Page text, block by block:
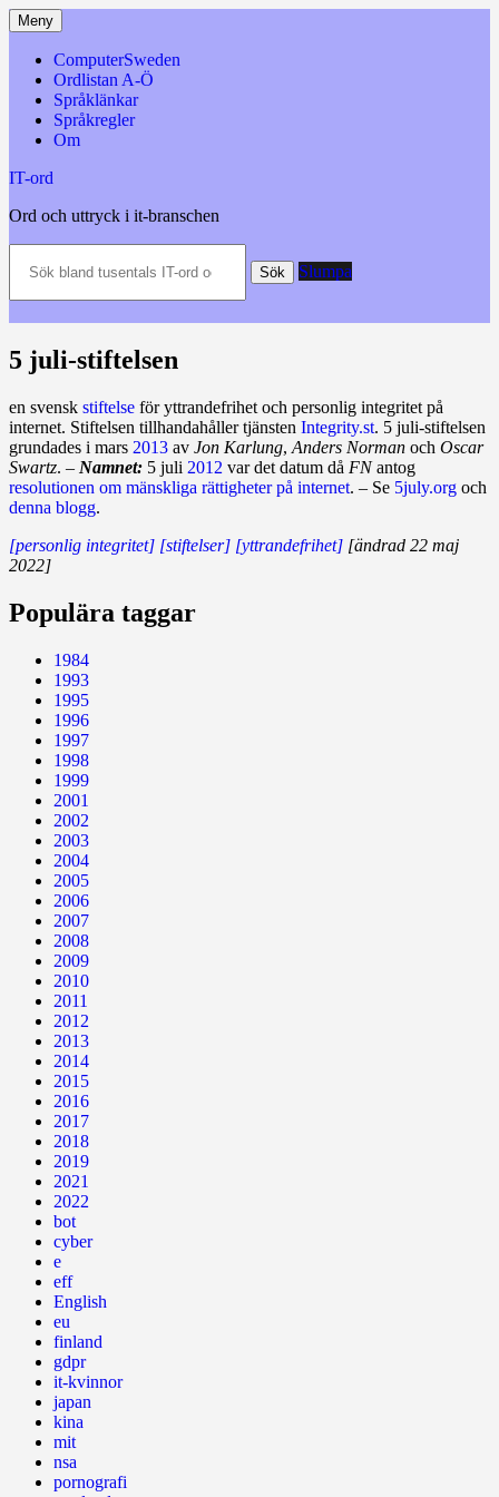
Hoppa
till
innehåll
Meny
ComputerSweden
Ordlistan A-Ö
Språklänkar
Språkregler
Om
IT-ord
Ord och uttryck i it-branschen
bland
och
datatermer
Sök Slumpa
5 juli-stiftelsen
en svensk stiftelse för yttrandefrihet och personlig integritet på
internet. Stiftelsen tillhandahåller tjänsten Integrity.st. 5 juli‑stiftelsen
grundades i mars 2013 av Jon Karlung, Anders Norman och Oscar
Swartz. – Namnet: 5 juli 2012 var det datum då FNantog
resolutionen om mänskliga rättigheter på internet. – Se 5july.org och
denna blogg.
[personlig integritet] [stiftelser] [yttrandefrihet] [ändrad 22 maj
2022]
Populära taggar
1984
1993
1995
1996
1997
1998
1999
2001
2002
2003
2004
2005
2006
2007
2008
2009
2010
2011
2012
2013
2014
2015
2016
2017
2018
2019
2021
2022
bot
cyber
e
eff
English
eu
finland
gdpr
it-kvinnor
japan
kina
mit
nsa
pornografi